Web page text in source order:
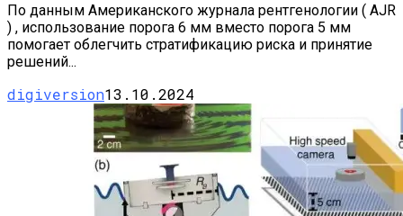
По данным Американского журнала рентгенологии ( AJR
) , использование порога 6 мм вместо порога 5 мм
помогает облегчить стратификацию риска и принятие
решений...
digiversion13.10.2024